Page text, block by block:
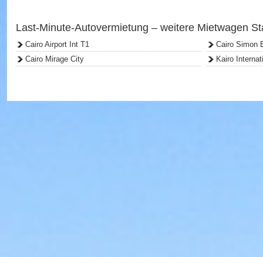
Last-Minute-Autovermietung – weitere Mietwagen
Cairo Airport Int T1
Cairo Mirage City
Cairo Simon
Kairo